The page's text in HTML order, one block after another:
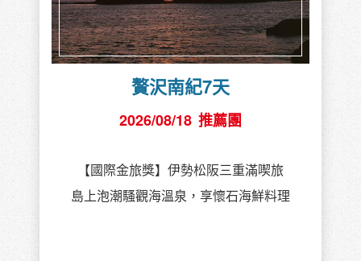
贅沢南紀7天
2026/08/18 推薦團
【國際金旅獎】伊勢松阪三重滿喫旅
島上泡潮騷觀海溫泉，享懷石海鮮料理